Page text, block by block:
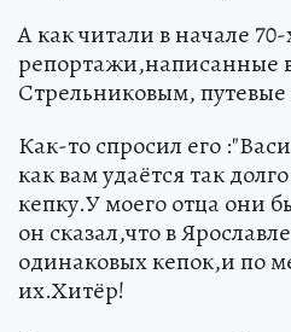
А как читали в начале 70-
репортажи,написанные
Стрельниковым,
Как-то спросил его
как вам удаётся так
кепку.У моего отца они
он сказал,что в
одинаковых кепок,и по
их.Хитёр!